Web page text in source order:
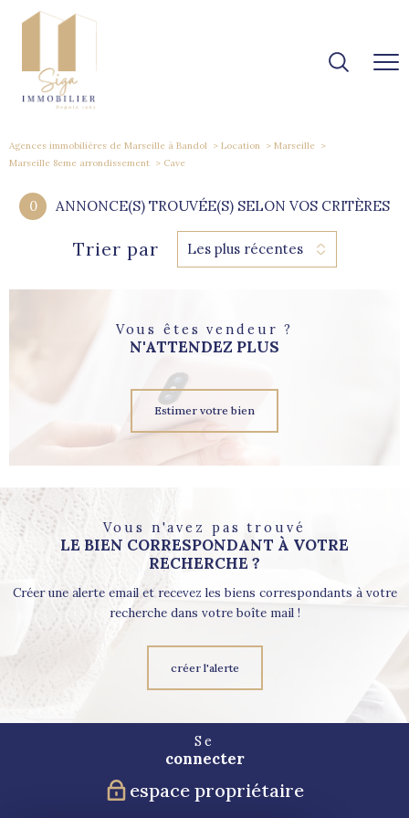
Agences immobilières de Marseille à Bandol Location
Marseille
Marseille 8eme arrondissement
Cave
0 ANNONCE(S) TROUVÉE(S) SELON VOS CRITÈRES
Trier par Les plus récentes
Vous êtes vendeur ?
N'ATTENDEZ PLUS
Estimer votre bien
Vous n'avez pas trouvé
LE BIEN CORRESPONDANT À VOTRE
RECHERCHE ?
Créer une alerte email et recevez les biens correspondants à votre
recherche dans votre boîte mail !
créer l'alerte
Se
connecter
espace propriétaire